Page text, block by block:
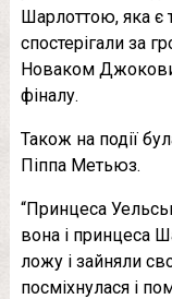
Шарлоттою, яка є
спостерігали за
Новаком
фіналу.
Також на події
Піппа Метьюз.
“Принцеса
вона і принцеса
ложу і зайняли
посміхнулася і